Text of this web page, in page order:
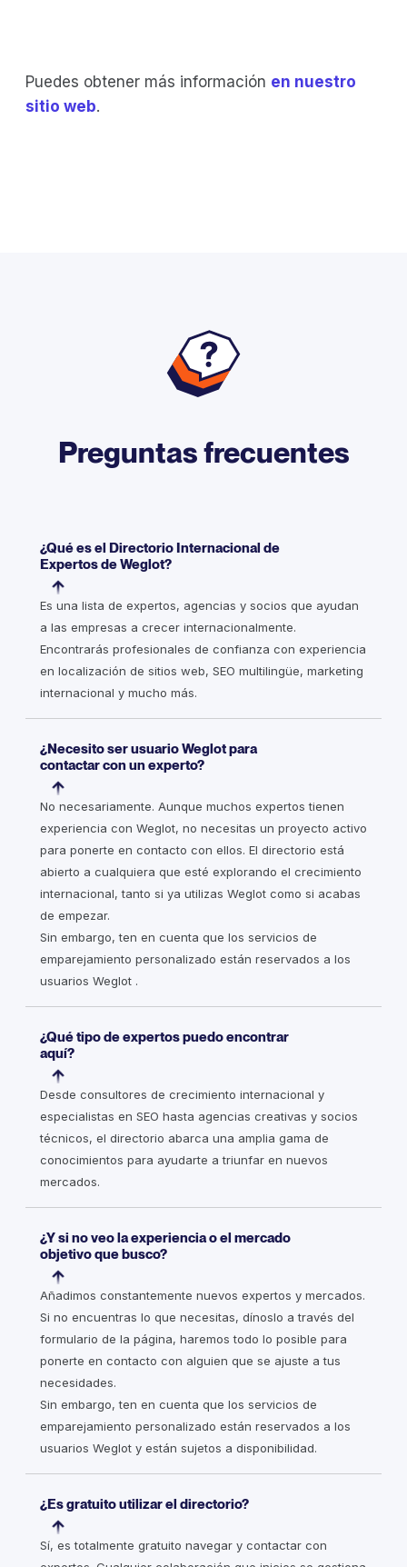
Puedes obtener más información en nuestro
sitio web.
Preguntas frecuentes
¿Qué es el Directorio Internacional de
Expertos de Weglot?
Es una lista de expertos, agencias y socios que ayudan
a las empresas a crecer internacionalmente.
Encontrarás profesionales de confianza con experiencia
en localización de sitios web, SEO multilingüe, marketing
internacional y mucho más.
¿Necesito ser usuario Weglot para
contactar con un experto?
No necesariamente. Aunque muchos expertos tienen
experiencia con Weglot, no necesitas un proyecto activo
para ponerte en contacto con ellos. El directorio está
abierto a cualquiera que esté explorando el crecimiento
internacional, tanto si ya utilizas Weglot como si acabas
de empezar.
Sin embargo, ten en cuenta que los servicios de
emparejamiento personalizado están reservados a los
usuarios Weglot .
¿Qué tipo de expertos puedo encontrar
aquí?
Desde consultores de crecimiento internacional y
especialistas en SEO hasta agencias creativas y socios
técnicos, el directorio abarca una amplia gama de
conocimientos para ayudarte a triunfar en nuevos
mercados.
¿Y si no veo la experiencia o el mercado
objetivo que busco?
Añadimos constantemente nuevos expertos y mercados.
Si no encuentras lo que necesitas, dínoslo a través del
formulario de la página, haremos todo lo posible para
ponerte en contacto con alguien que se ajuste a tus
necesidades.
Sin embargo, ten en cuenta que los servicios de
emparejamiento personalizado están reservados a los
usuarios Weglot y están sujetos a disponibilidad.
¿Es gratuito utilizar el directorio?
Sí, es totalmente gratuito navegar y contactar con